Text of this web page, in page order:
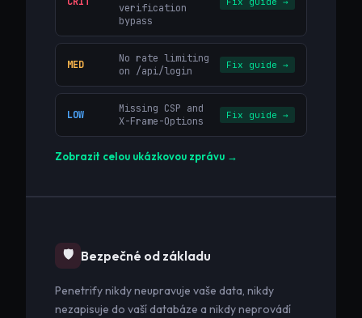
verification
bypass
MED
No rate limiting
on /api/login
Fix guide →
LOW
Missing CSP and
X-Frame-Options
Fix guide →
Zobrazit celou ukázkovou zprávu →
🛡️ Bezpečné od základu
Penetrify nikdy neupravuje vaše data, nikdy
nezapisuje do vaší databáze a nikdy neprovádí